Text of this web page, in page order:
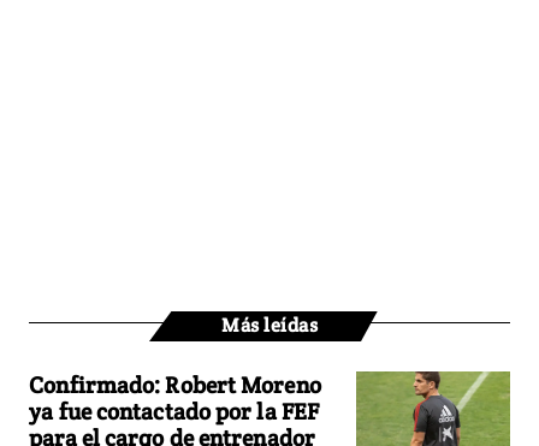
Más leídas
Confirmado: Robert Moreno
ya fue contactado por la FEF
para el cargo de entrenador